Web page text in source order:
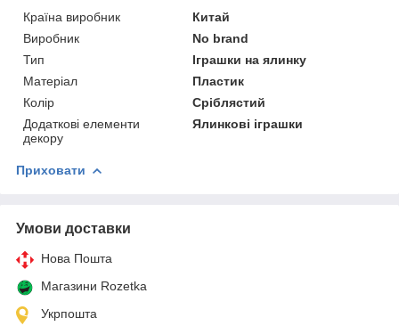
Країна виробник
Китай
Виробник
No brand
Тип
Іграшки на ялинку
Матеріал
Пластик
Колір
Сріблястий
Додаткові елементи
декору
Ялинкові іграшки
Приховати
Умови доставки
Нова Пошта
Магазини Rozetka
Укрпошта